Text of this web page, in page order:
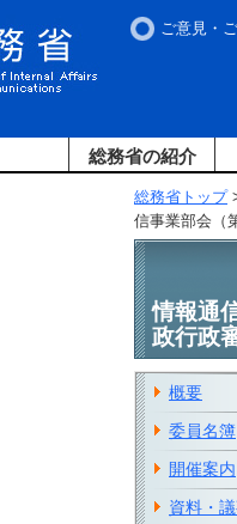
ご意見・
総務省の紹介
総務省トップ
信事業部会（
情報通
政行政
概要
委員名簿
開催案内
資料・